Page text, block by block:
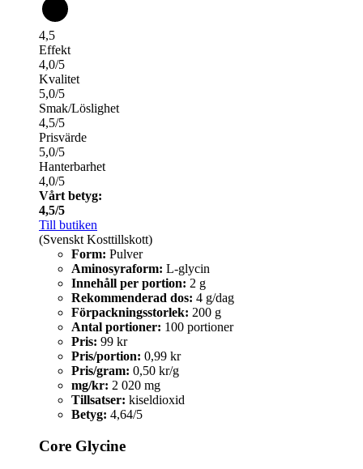
4,5
Effekt
4,0/5
Kvalitet
5,0/5
Smak/Löslighet
4,5/5
Prisvärde
5,0/5
Hanterbarhet
4,0/5
Vårt betyg:
4,5/5
Till butiken
(Svenskt Kosttillskott)
Form: Pulver
Aminosyraform: L-glycin
Innehåll per portion: 2 g
Rekommenderad dos: 4 g/dag
Förpackningsstorlek: 200 g
Antal portioner: 100 portioner
Pris: 99 kr
Pris/portion: 0,99 kr
Pris/gram: 0,50 kr/g
mg/kr: 2 020 mg
Tillsatser: kiseldioxid
Betyg: 4,64/5
Core Glycine